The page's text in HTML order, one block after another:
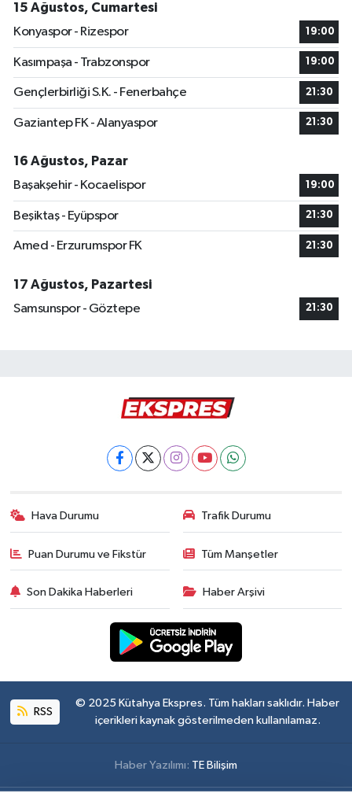
15 Ağustos, Cumartesi
Konyaspor - Rizespor
19:00
Kasımpaşa - Trabzonspor 19:00
Gençlerbirliği S.K. - Fenerbahçe 21:30
Gaziantep FK - Alanyaspor 21:30
16 Ağustos, Pazar
Başakşehir - Kocaelispor
19:00
Beşiktaş - Eyüpspor 21:30
Amed - Erzurumspor FK 21:30
17 Ağustos, Pazartesi
Samsunspor - Göztepe
21:30
Hava Durumu Trafik Durumu
Puan Durumu ve Fikstür Tüm Manşetler
Son Dakika Haberleri Haber Arşivi
RSS
© 2025 Kütahya Ekspres. Tüm hakları saklıdır. Haber
içerikleri kaynak gösterilmeden kullanılamaz.
Haber Yazılımı: TE Bilişim